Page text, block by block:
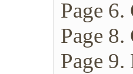
Page
Page
Page